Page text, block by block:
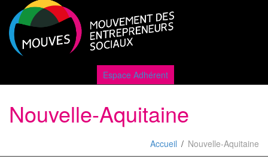
Espace Adhérent
Nouvelle-Aquitaine
Accueil Nouvelle-Aquitaine